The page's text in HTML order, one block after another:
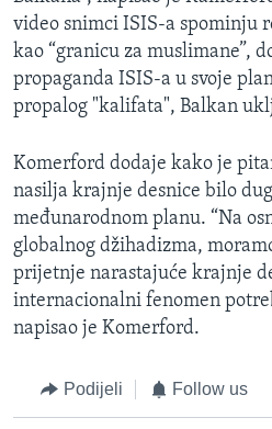
video snimci ISIS-a spominju
kao “granicu za muslimane”,
propaganda ISIS-a u svoje
propalog "kalifata", Balkan
Komerford dodaje kako je
nasilja krajnje desnice bilo
međunarodnom planu. “Na
globalnog džihadizma,
prijetnje narastajuće krajnje
internacionalni fenomen
napisao je Komerford.
Podijeli Follow us